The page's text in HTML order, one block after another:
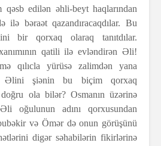
qəsb edilən əhli-beyt haqlarından
bəraət qazandıracaqdılar. Bu
bir qorxaq olaraq tanıtdılar.
qatili ilə evləndirən Əli!
qılıcla yürüsə zalimdən yana
Əlini şiənin bu biçim qorxaq
ola bilər? Osmanın üzərinə
oğulunun adını qorxusundan
və Ömər də onun görüşünü
digər səhabilərin fikirlərinə